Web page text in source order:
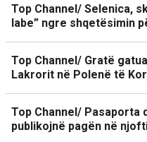
Top Channel/ Selenica,
labe” ngre shqetësimin
Top Channel/ Gratë
Lakrorit në Polenë të
Top Channel/ Pasaporta
publikojnë pagën në